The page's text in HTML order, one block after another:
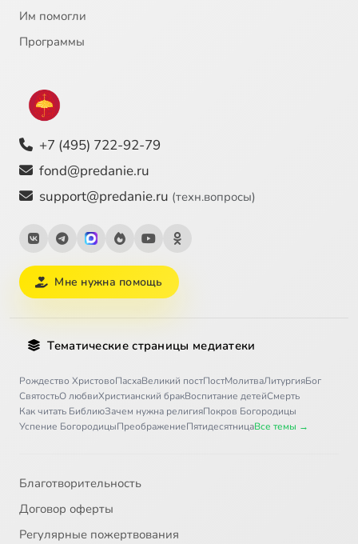
Им помогли
Программы
+7 (495) 722-92-79
fond@predanie.ru
support@predanie.ru (техн.вопросы)
Мне нужна помощь
Тематические страницы медиатеки
Рождество ХристовоПасхаВеликий постПостМолитваЛитургияБог
СвятостьО любвиХристианский бракВоспитание детейСмерть
Как читать БиблиюЗачем нужна религияПокров Богородицы
Успение БогородицыПреображениеПятидесятницаВсе темы →
Благотворительность
Договор оферты
Регулярные пожертвования